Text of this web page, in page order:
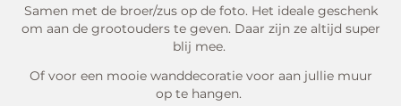
Samen met de broer/zus op de foto. Het ideale geschenk
om aan de grootouders te geven. Daar zijn ze altijd super
blij mee.
Of voor een mooie wanddecoratie voor aan jullie muur
op te hangen.